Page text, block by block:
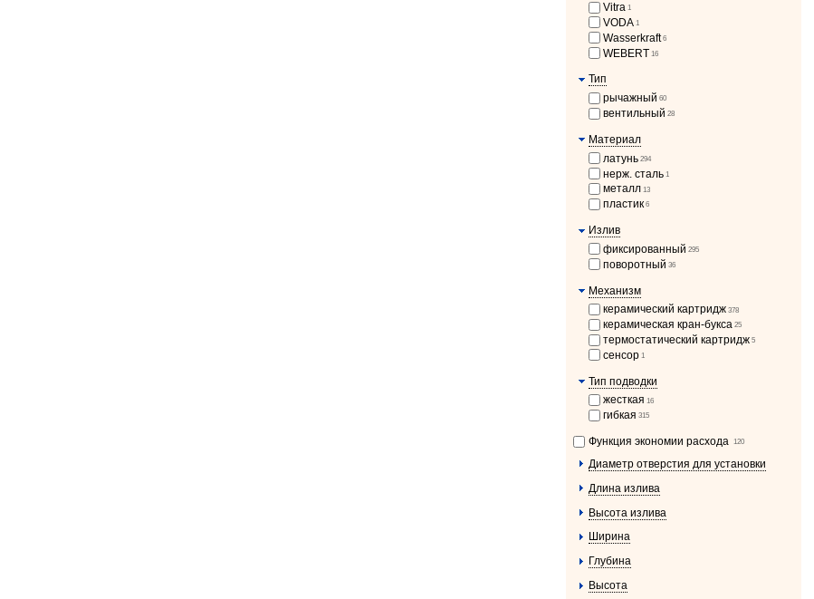
Vitra 1
VODA 1
Wasserkraft 6
WEBERT 16
Тип
рычажный 60
вентильный 28
Материал
латунь 294
нерж. сталь 1
металл 13
пластик 6
Излив
фиксированный 295
поворотный 36
Механизм
керамический картридж 378
керамическая кран-букса 25
термостатический картридж 5
сенсор 1
Тип подводки
жесткая 16
гибкая 315
Функция экономии расхода 120
Диаметр отверстия для установки
Длина излива
Высота излива
Ширина
Глубина
Высота